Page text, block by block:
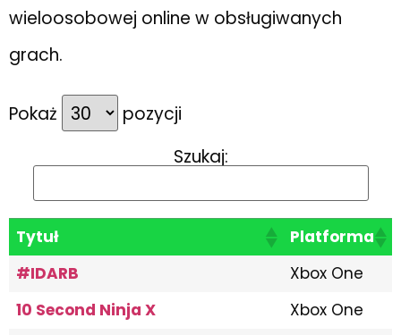
wieloosobowej online w obsługiwanych
grach.
Pokaż
pozycji
Szukaj:
Tytuł
Platforma
#IDARB
Xbox One
10 Second Ninja X
Xbox One